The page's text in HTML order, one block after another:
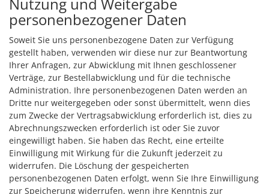
personenbezogener Daten
Soweit Sie uns personenbezogene Daten zur Verfügung
gestellt haben, verwenden wir diese nur zur Beantwortung
Ihrer Anfragen, zur Abwicklung mit Ihnen geschlossener
Verträge, zur Bestellabwicklung und für die technische
Administration. Ihre personenbezogenen Daten werden an
Dritte nur weitergegeben oder sonst übermittelt, wenn dies
zum Zwecke der Vertragsabwicklung erforderlich ist, dies zu
Abrechnungszwecken erforderlich ist oder Sie zuvor
eingewilligt haben. Sie haben das Recht, eine erteilte
Einwilligung mit Wirkung für die Zukunft jederzeit zu
widerrufen. Die Löschung der gespeicherten
personenbezogenen Daten erfolgt, wenn Sie Ihre Einwilligung
zur Speicherung widerrufen, wenn ihre Kenntnis zur